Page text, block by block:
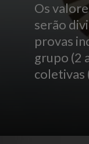
Os
serão
provas
grupo (2
coletivas